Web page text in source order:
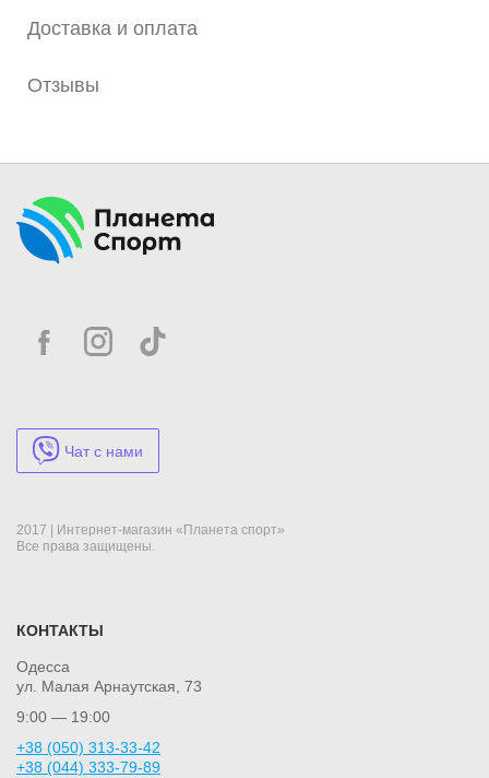
Доставка и оплата
Отзывы
Чат с нами
2017 | Интернет-магазин «Планета спорт»
Все права защищены.
КОНТАКТЫ
Одесса
ул. Малая Арнаутская, 73
9:00 — 19:00
+38 (050) 313-33-42
+38 (044) 333-79-89